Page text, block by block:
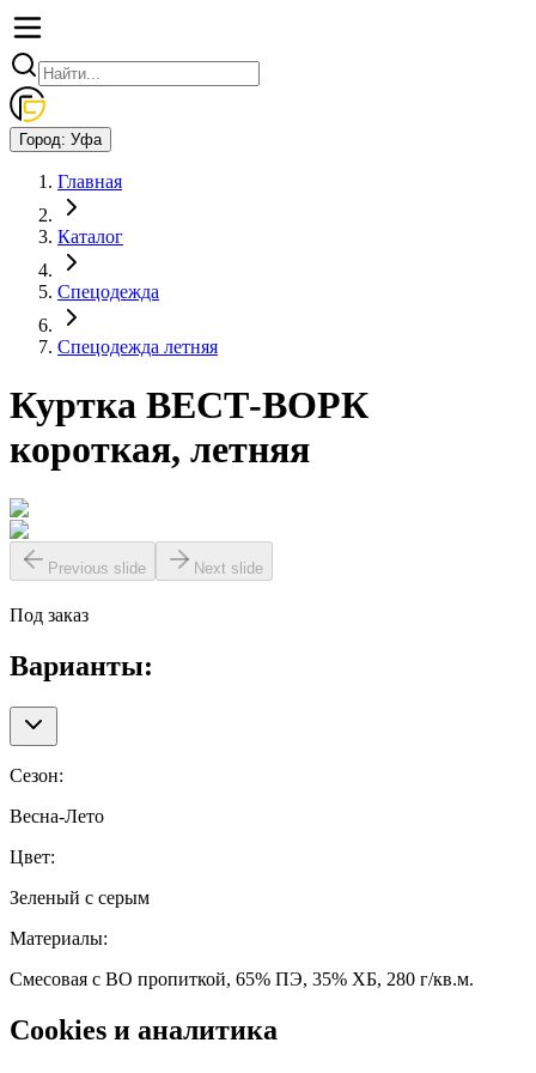
Город: Уфа
Главная
Каталог
Спецодежда
Спецодежда летняя
Куртка ВЕСТ-ВОРК
короткая, летняя
Previous slide Next slide
Под заказ
Варианты:
Сезон:
Весна-Лето
Цвет:
Зеленый с серым
Материалы:
Смесовая с ВО пропиткой, 65% ПЭ, 35% ХБ, 280 г/кв.м.
Cookies и аналитика